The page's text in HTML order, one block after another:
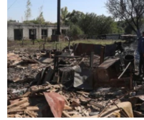
СВІТ
КИТАЙ.ВИКЛИКИ
МУЛЬТИМЕДІА
ФОТО
СПЕЦПРОЄКТИ
ПОДКАСТИ